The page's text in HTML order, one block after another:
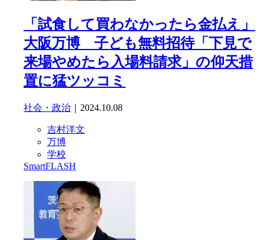
「試食して買わなかったら金払え」
大阪万博 子ども無料招待「下見で
来場やめたら入場料請求」の仰天措
置に猛ツッコミ
社会・政治 ｜2024.10.08
吉村洋文
万博
学校
SmartFLASH